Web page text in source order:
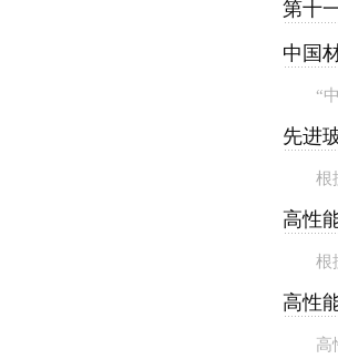
第十
中国
“
先进
根
高性
根
高性
高